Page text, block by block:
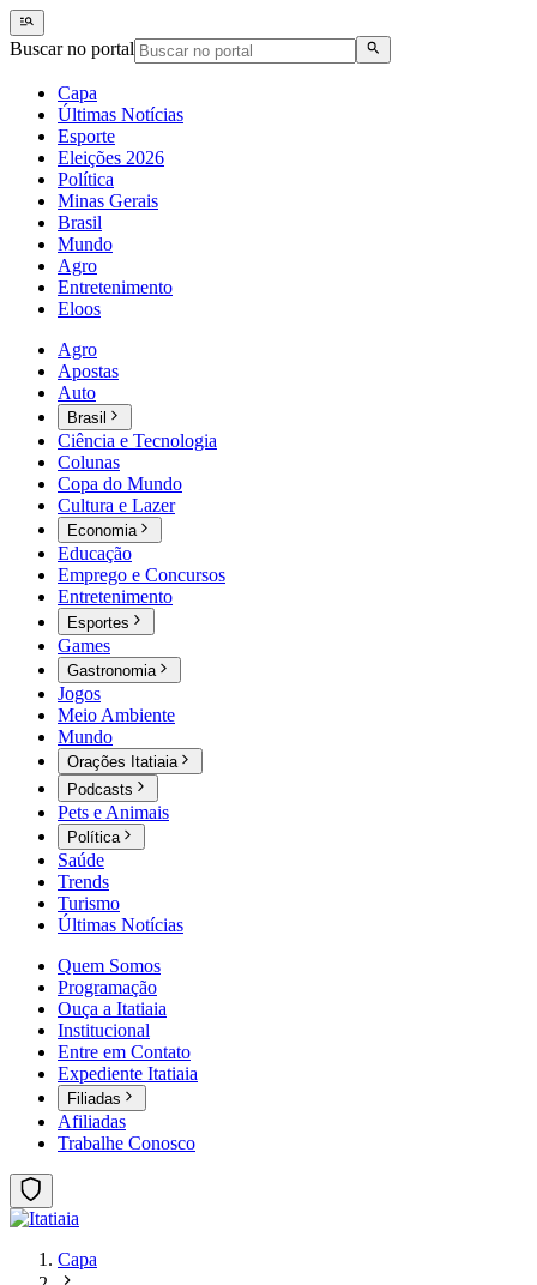
Buscar no portal
Capa
Últimas Notícias
Esporte
Eleições 2026
Política
Minas Gerais
Brasil
Mundo
Agro
Entretenimento
Eloos
Agro
Apostas
Auto
Brasil
Ciência e Tecnologia
Colunas
Copa do Mundo
Cultura e Lazer
Economia
Educação
Emprego e Concursos
Entretenimento
Esportes
Games
Gastronomia
Jogos
Meio Ambiente
Mundo
Orações Itatiaia
Podcasts
Pets e Animais
Política
Saúde
Trends
Turismo
Últimas Notícias
Quem Somos
Programação
Ouça a Itatiaia
Institucional
Entre em Contato
Expediente Itatiaia
Filiadas
Afiliadas
Trabalhe Conosco
Capa